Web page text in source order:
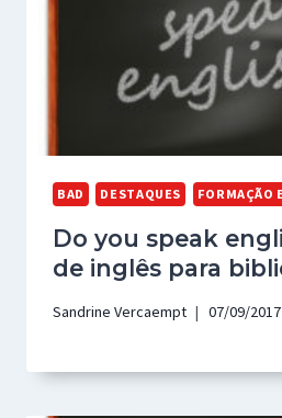
BAD DESTAQUES FORMAÇÃO
Do you speak
de inglês para
Sandrine Vercaempt 07/09/2017